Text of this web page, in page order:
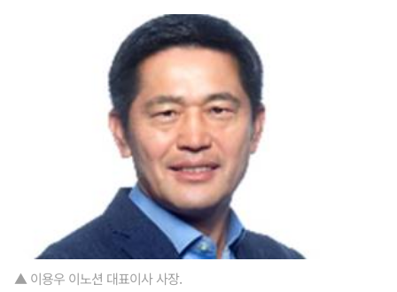
▲ 이용우 이노션 대표이사 사장.